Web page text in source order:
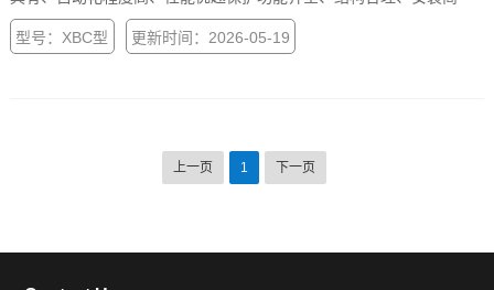
易、性价比高的特点。
型号：XBC型 更新时间：2026-05-19
上一页 1 下一页